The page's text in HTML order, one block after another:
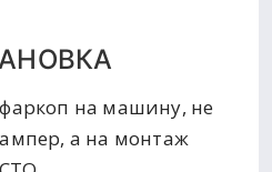
на машину, не
а на монтаж